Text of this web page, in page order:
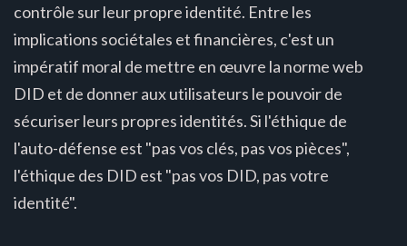
contrôle sur leur propre identité. Entre les
implications sociétales et financières, c'est un
impératif moral de mettre en œuvre la norme web
DID et de donner aux utilisateurs le pouvoir de
sécuriser leurs propres identités. Si l'éthique de
l'auto-défense est "pas vos clés, pas vos pièces",
l'éthique des DID est "pas vos DID, pas votre
identité".